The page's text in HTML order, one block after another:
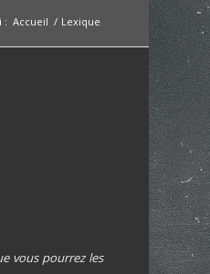
: Accueil / Lexique
vous pourrez les